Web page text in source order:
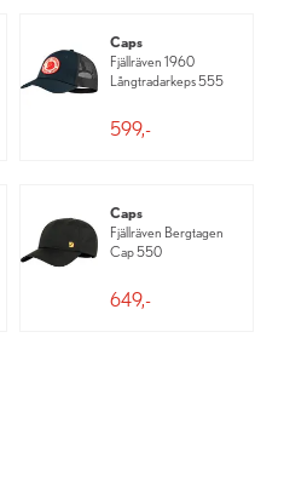
Caps
Fjällräven 1960
Långtradarkeps 555
599,-
Caps
Fjällräven Bergtagen
Cap 550
649,-